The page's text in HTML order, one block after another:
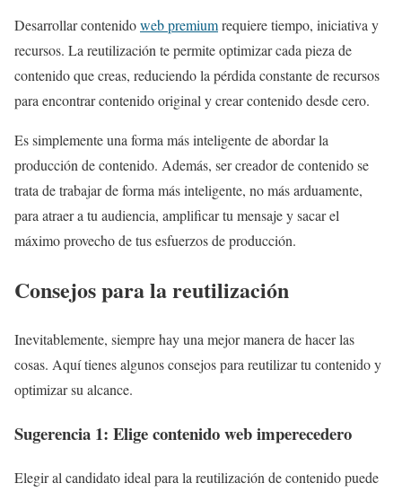
Desarrollar contenidoweb premiumrequiere tiempo, iniciativa y
recursos. La reutilización te permite optimizar cada pieza de
contenido que creas, reduciendo la pérdida constante de recursos
para encontrar contenido original y crear contenido desde cero.
Es simplemente una forma más inteligente de abordar la
producción de contenido. Además, ser creador de contenido se
trata de trabajar de forma más inteligente, no más arduamente,
para atraer a tu audiencia, amplificar tu mensaje y sacar el
máximo provecho de tus esfuerzos de producción.
Consejos para la reutilización
Inevitablemente, siempre hay una mejor manera de hacer las
cosas. Aquí tienes algunos consejos para reutilizar tu contenido y
optimizar su alcance.
Sugerencia 1: Elige contenido web imperecedero
Elegir al candidato ideal para la reutilización de contenido puede